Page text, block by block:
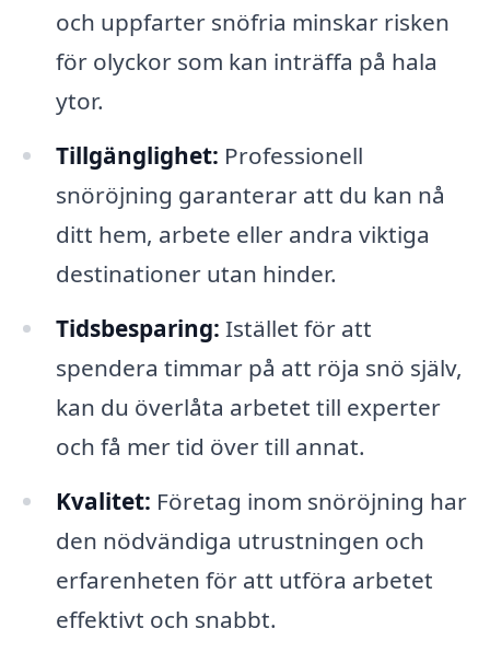
och uppfarter snöfria minskar risken
för olyckor som kan inträffa på hala
ytor.
Tillgänglighet: Professionell
snöröjning garanterar att du kan nå
ditt hem, arbete eller andra viktiga
destinationer utan hinder.
Tidsbesparing: Istället för att
spendera timmar på att röja snö själv,
kan du överlåta arbetet till experter
och få mer tid över till annat.
Kvalitet: Företag inom snöröjning har
den nödvändiga utrustningen och
erfarenheten för att utföra arbetet
effektivt och snabbt.